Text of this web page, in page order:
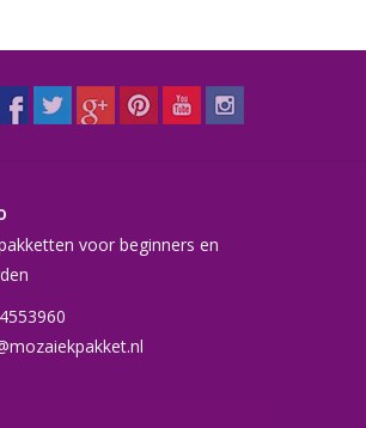
voor beginners en